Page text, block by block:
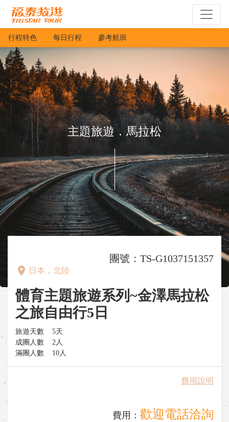
行程特色 每日行程 參考航班
主題旅遊．馬拉松
團號：TS-G1037151357
place 日本，北陸
體育主題旅遊系列~金澤馬拉松
之旅自由行5日
旅遊天數
5天
成團人數
2人
滿團人數
10人
費用說明
費用： 歡迎電話洽詢